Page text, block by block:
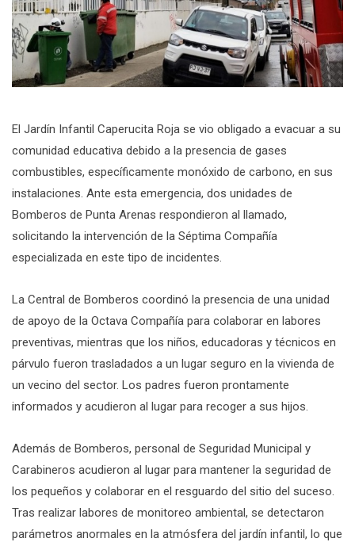
El Jardín Infantil Caperucita Roja se vio obligado a evacuar a su
comunidad educativa debido a la presencia de gases
combustibles, específicamente monóxido de carbono, en sus
instalaciones. Ante esta emergencia, dos unidades de
Bomberos de Punta Arenas respondieron al llamado,
solicitando la intervención de la Séptima Compañía
especializada en este tipo de incidentes.
La Central de Bomberos coordinó la presencia de una unidad
de apoyo de la Octava Compañía para colaborar en labores
preventivas, mientras que los niños, educadoras y técnicos en
párvulo fueron trasladados a un lugar seguro en la vivienda de
un vecino del sector. Los padres fueron prontamente
informados y acudieron al lugar para recoger a sus hijos.
Además de Bomberos, personal de Seguridad Municipal y
Carabineros acudieron al lugar para mantener la seguridad de
los pequeños y colaborar en el resguardo del sitio del suceso.
Tras realizar labores de monitoreo ambiental, se detectaron
parámetros anormales en la atmósfera del jardín infantil, lo que